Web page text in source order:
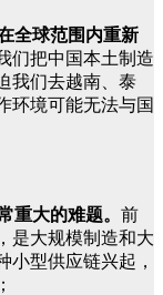
全球范围内重新
们把中国本土制造
我们去越南、泰
环境可能无法与国
重大的难题。 前
是大规模制造和大
小型供应链兴起，